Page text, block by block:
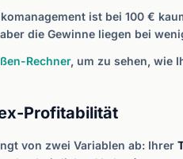
ist bei 100 €
die Gewinne liegen bei
Rechner, um zu sehen, wie
Profitabilität
von zwei Variablen ab: Ihrer